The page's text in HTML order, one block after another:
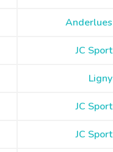
Anderlues
JC Sport
Ligny
JC Sport
JC Sport